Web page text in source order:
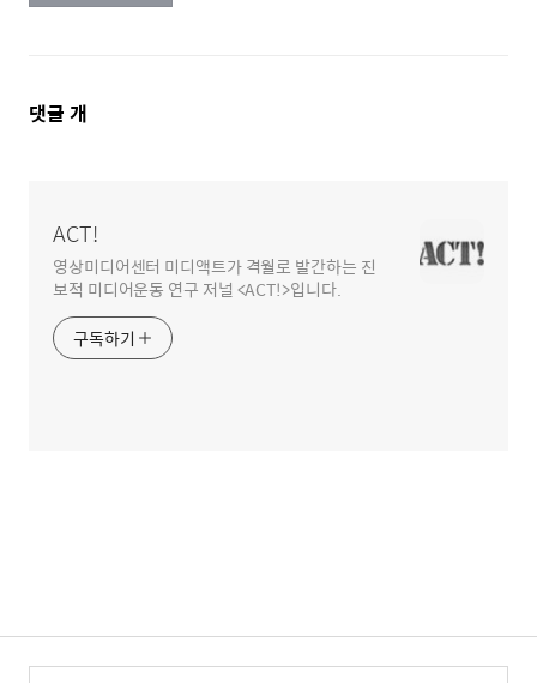
댓
댓글 개
ACT!
영상미디어센터 미디액트가 격월로 발간하는 진
보적 미디어운동 연구 저널 <ACT!>입니다.
구독하기